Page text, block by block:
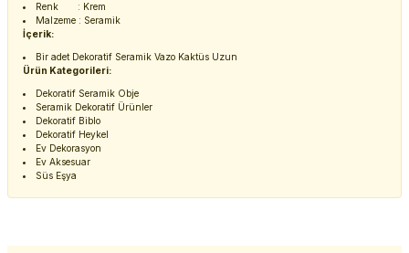
Renk : Krem
Malzeme : Seramik
İçerik:
Bir adet Dekoratif Seramik Vazo Kaktüs Uzun
Ürün Kategorileri:
Dekoratif Seramik Obje
Seramik Dekoratif Ürünler
Dekoratif Biblo
Dekoratif Heykel
Ev Dekorasyon
Ev Aksesuar
Süs Eşya